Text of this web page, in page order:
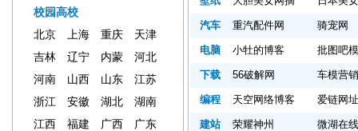
汽车 重汽配件网 骑宠网
电脑 小牡的博客 批图吧
下载 56破解网 车模营
编程 天空网络博客 爱链网
建站 荣耀神州 微湖在
校园高校
北京
上海 重庆
天津
吉林
辽宁 内蒙
河北
河南
山西 山东
江苏
浙江
安徽 湖北
湖南
江西
福建 广西
广东